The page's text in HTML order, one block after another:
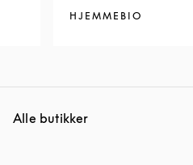
HJEMMEBIO
Alle butikker